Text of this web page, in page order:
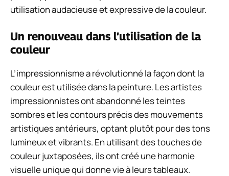
utilisation audacieuse et expressive de la couleur.
Un renouveau dans l’utilisation de la
couleur
L’impressionnisme a révolutionné la façon dont la
couleur est utilisée dans la peinture. Les artistes
impressionnistes ont abandonné les teintes
sombres et les contours précis des mouvements
artistiques antérieurs, optant plutôt pour des tons
lumineux et vibrants. En utilisant des touches de
couleur juxtaposées, ils ont créé une harmonie
visuelle unique qui donne vie à leurs tableaux.